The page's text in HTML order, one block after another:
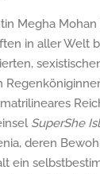
Megha
in aller Welt
SuperShe
deren
ein